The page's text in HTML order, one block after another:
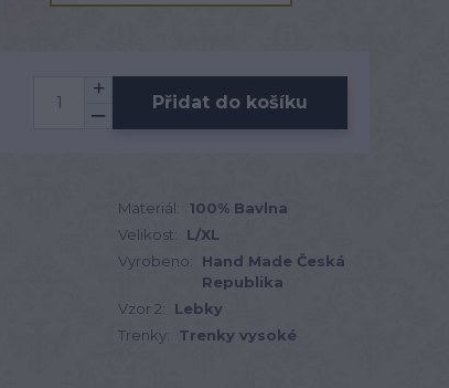
Přidat do košíku
Materiál:
100% Bavlna
Velikost:
L/XL
Vyrobeno:
Hand Made Česká
Republika
Vzor 2:
Lebky
Trenky: Trenky vysoké